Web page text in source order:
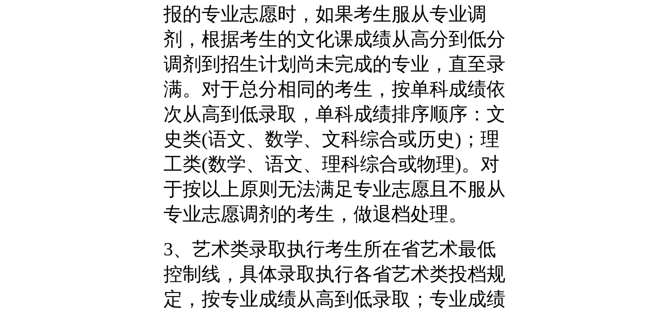
报的专业志愿时，如果考生服从专业调
剂，根据考生的文化课成绩从高分到低分
调剂到招生计划尚未完成的专业，直至录
满。对于总分相同的考生，按单科成绩依
次从高到低录取，单科成绩排序顺序：文
史类(语文、数学、文科综合或历史)；理
工类(数学、语文、理科综合或物理)。对
于按以上原则无法满足专业志愿且不服从
专业志愿调剂的考生，做退档处理。
3、艺术类录取执行考生所在省艺术最低
控制线，具体录取执行各省艺术类投档规
定，按专业成绩从高到低录取；专业成绩